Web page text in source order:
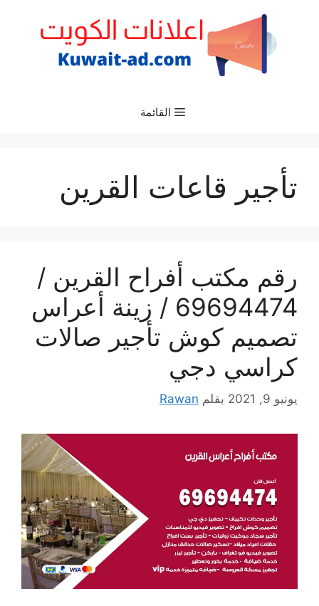
القائمة
تأجير قاعات القرين
رقم مكتب أفراح القرين /
69694474 / زينة أعراس
تصميم كوش تأجير صالات
كراسي دجي
يونيو 9, 2021 بقلم Rawan